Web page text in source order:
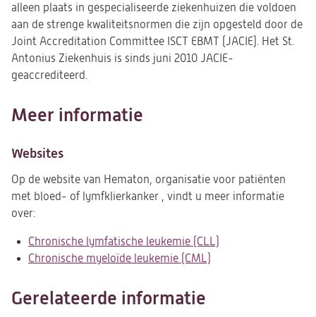
alleen plaats in gespecialiseerde ziekenhuizen die voldoen
aan de strenge kwaliteitsnormen die zijn opgesteld door de
Joint Accreditation Committee ISCT EBMT (JACIE). Het St.
Antonius Ziekenhuis is sinds juni 2010 JACIE-
geaccrediteerd.
Meer informatie
Websites
Op de website van Hematon, organisatie voor patiënten
met bloed- of lymfklierkanker , vindt u meer informatie
over:
Chronische lymfatische leukemie (CLL)
Chronische myeloïde leukemie (CML)
Gerelateerde informatie